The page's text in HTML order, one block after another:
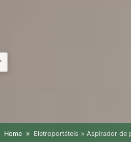
Home Eletroportáteis > Aspirador